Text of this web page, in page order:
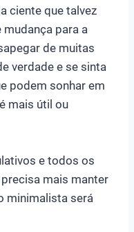
ciente que talvez
para a
de muitas
verdade e se sinta
podem sonhar em
mais útil ou
e todos os
mais manter
minimalista será